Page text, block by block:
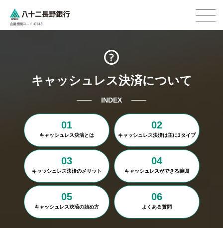
キャッシュレス決済について
INDEX
01
キャッシュレス決済とは
02
キャッシュレス決済は主に3タイプ
03
キャッシュレス決済のメリット
04
キャッシュレスができる範囲
05
キャッシュレス決済の始め方
06
よくある質問